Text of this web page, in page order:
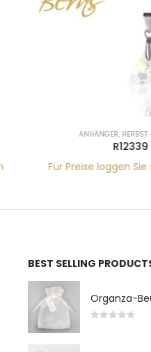
ANHÄNGER,HERBST -
R12339
Für Preise loggen
BEST SELLING
Organza-